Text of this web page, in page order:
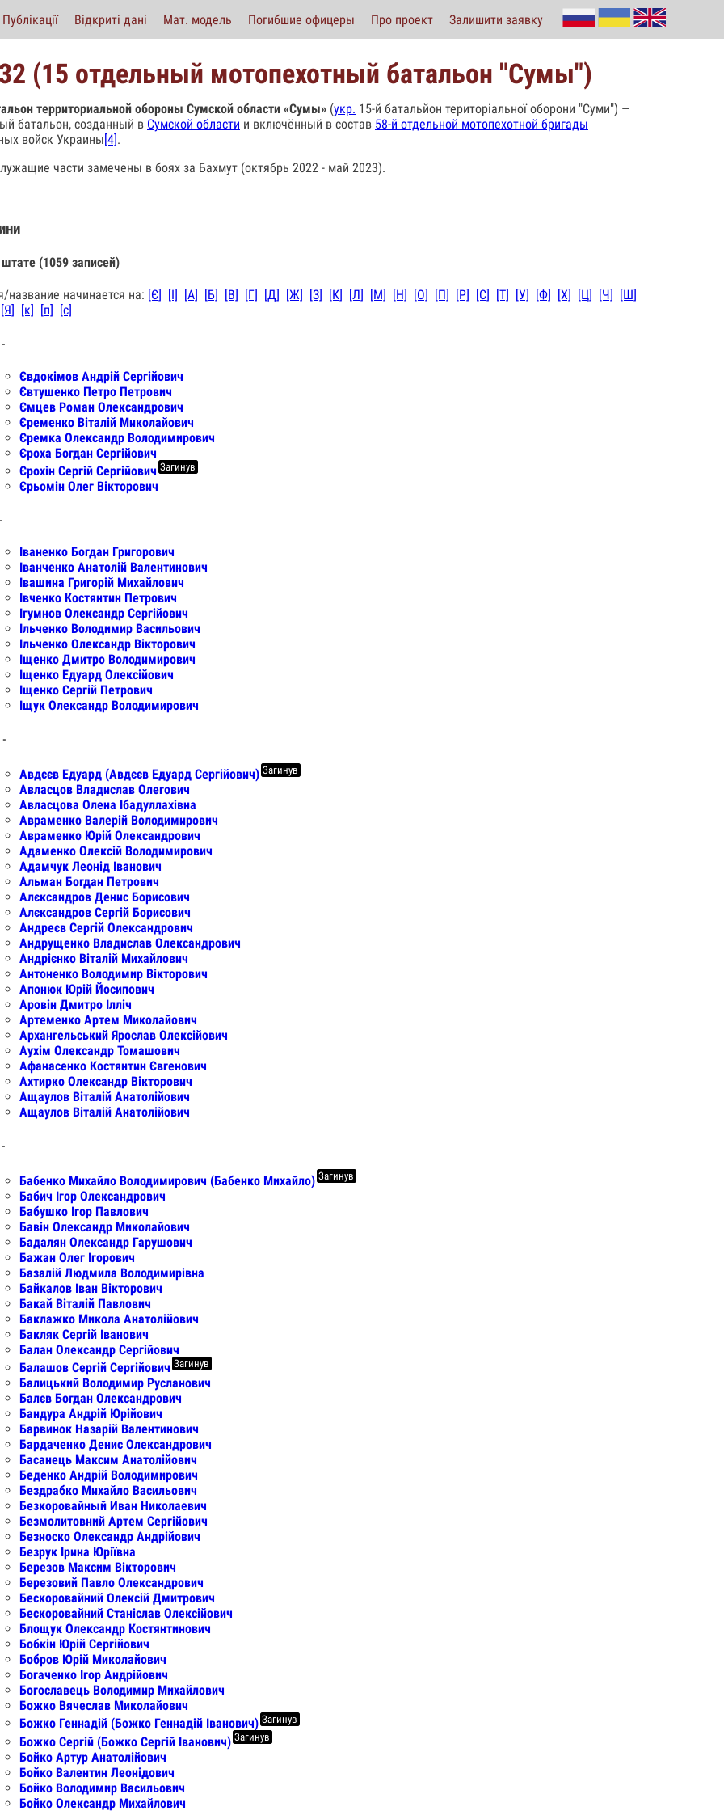
Публікації Відкриті дані Мат. модель Погибшие офицеры Про проект Залишити заявку
(15 отдельный мотопехотный батальон "Сумы")
территориальной обороны Сумской области «Сумы» (укр. 15-й батальйон територіальної оборони "Суми") —
батальон, созданный в Сумской области и включённый в состав 58-й отдельной мотопехотной бригады
войск Украины[4].
части замечены в боях за Бахмут (октябрь 2022 - май 2023).
(1059 записей)
название начинается на: [Є] [І] [А] [Б] [В] [Г] [Д] [Ж] [З] [К] [Л] [М] [Н] [О] [П] [Р] [С] [Т] [У] [Ф] [Х] [Ц] [Ч]
[Ш]
[Я]
[к] [п] [с]
Євдокімов Андрій Сергійович
Євтушенко Петро Петрович
Ємцев Роман Олександрович
Єременко Віталій Миколайович
Єремка Олександр Володимирович
Єроха Богдан Сергійович
Єрохін Сергій Сергійович Загинув
Єрьомін Олег Вікторович
Іваненко Богдан Григорович
Іванченко Анатолій Валентинович
Івашина Григорій Михайлович
Івченко Костянтин Петрович
Ігумнов Олександр Сергійович
Ільченко Володимир Васильович
Ільченко Олександр Вікторович
Іщенко Дмитро Володимирович
Іщенко Едуард Олексійович
Іщенко Сергій Петрович
Іщук Олександр Володимирович
-
Авдєєв Едуард (Авдєєв Едуард Сергійович) Загинув
Авласцов Владислав Олегович
Авласцова Олена Ібадуллахівна
Авраменко Валерій Володимирович
Авраменко Юрій Олександрович
Адаменко Олексій Володимирович
Адамчук Леонід Іванович
Альман Богдан Петрович
Алєксандров Денис Борисович
Алєксандров Сергій Борисович
Андреєв Сергій Олександрович
Андрущенко Владислав Олександрович
Андрієнко Віталій Михайлович
Антоненко Володимир Вікторович
Апонюк Юрій Йосипович
Аровін Дмитро Ілліч
Артеменко Артем Миколайович
Архангельський Ярослав Олексійович
Аухім Олександр Томашович
Афанасенко Костянтин Євгенович
Ахтирко Олександр Вікторович
Ащаулов Віталій Анатолійович
Ащаулов Віталій Анатолійович
Бабенко Михайло Володимирович (Бабенко Михайло) Загинув
Бабич Ігор Олександрович
Бабушко Ігор Павлович
Бавін Олександр Миколайович
Бадалян Олександр Гарушович
Бажан Олег Ігорович
Базалій Людмила Володимирівна
Байкалов Іван Вікторович
Бакай Віталій Павлович
Баклажко Микола Анатолійович
Бакляк Сергій Іванович
Балан Олександр Сергійович
Балашов Сергій Сергійович Загинув
Балицький Володимир Русланович
Балєв Богдан Олександрович
Бандура Андрій Юрійович
Барвинок Назарій Валентинович
Бардаченко Денис Олександрович
Басанець Максим Анатолійович
Беденко Андрій Володимирович
Бездрабко Михайло Васильович
Безкоровайный Иван Николаевич
Безмолитовний Артем Сергійович
Безноско Олександр Андрійович
Безрук Ірина Юріївна
Березов Максим Вікторович
Березовий Павло Олександрович
Бескоровайний Олексій Дмитрович
Бескоровайний Станіслав Олексійович
Блощук Олександр Костянтинович
Бобкін Юрій Сергійович
Бобров Юрій Миколайович
Богаченко Ігор Андрійович
Богославець Володимир Михайлович
Божко Вячеслав Миколайович
Божко Геннадій (Божко Геннадій Іванович) Загинув
Божко Сергій (Божко Сергій Іванович) Загинув
Бойко Артур Анатолійович
Бойко Валентин Леонідович
Бойко Володимир Васильович
Бойко Олександр Михайлович